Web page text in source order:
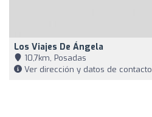
Los Viajes De Ángela
10,7km, Posadas
Ver dirección y datos de contacto